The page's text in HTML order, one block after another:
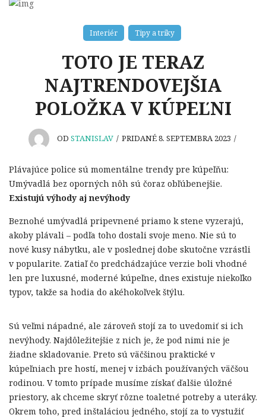
Interiér Tipy a triky
TOTO JE TERAZ
NAJTRENDOVEJŠIA
POLOŽKA V KÚPEĽNI
OD STANISLAV / PRIDANÉ 8. SEPTEMBRA 2023 /
Plávajúce police sú momentálne trendy pre kúpeľňu:
Umývadlá bez oporných nôh sú čoraz obľúbenejšie.
Existujú výhody aj nevýhody
Beznohé umývadlá pripevnené priamo k stene vyzerajú,
akoby plávali – podľa toho dostali svoje meno. Nie sú to
nové kusy nábytku, ale v poslednej dobe skutočne vzrástli
v popularite. Zatiaľ čo predchádzajúce verzie boli vhodné
len pre luxusné, moderné kúpeľne, dnes existuje niekoľko
typov, takže sa hodia do akéhokoľvek štýlu.
Sú veľmi nápadné, ale zároveň stojí za to uvedomiť si ich
nevýhody. Najdôležitejšie z nich je, že pod nimi nie je
žiadne skladovanie. Preto sú väčšinou praktické v
kúpeľniach pre hostí, menej v izbách používaných väčšou
rodinou. V tomto prípade musíme získať ďalšie úložné
priestory, ak chceme skryť rôzne toaletné potreby a uteráky.
Okrem toho, pred inštaláciou jedného, stojí za to vystužiť